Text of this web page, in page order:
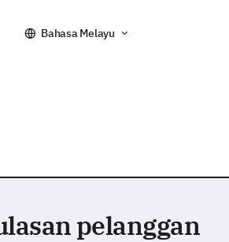
Bahasa Melayu
pelanggan